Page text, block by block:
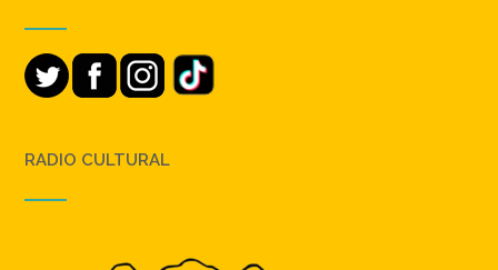
RADIO CULTURAL